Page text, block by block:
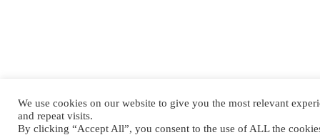
We use cookies on our website to give you the most relevant
and repeat visits.
By clicking “Accept All”, you consent to the use of ALL the